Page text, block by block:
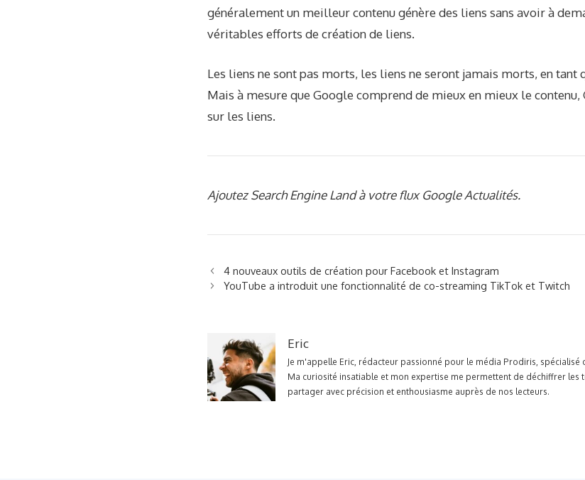
généralement un meilleur contenu génère des liens sans avoir à
véritables efforts de création de liens.
Les liens ne sont pas morts, les liens ne seront jamais morts, en tant
Mais à mesure que Google comprend de mieux en mieux le
sur les liens.
Ajoutez Search Engine Land à votre flux Google Actualités.
4 nouveaux outils de création pour Facebook et Instagram
YouTube a introduit une fonctionnalité de co-streaming TikTok et Twitch
Eric
Je m'appelle Eric, rédacteur passionné pour le média Prodiris, spécialisé
Ma curiosité insatiable et mon expertise me permettent de déchiffrer les
partager avec précision et enthousiasme auprès de nos lecteurs.